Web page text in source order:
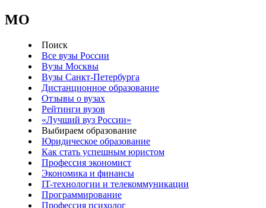
MO
Поиск
Все вузы России
Вузы Москвы
Вузы Санкт-Петербурга
Дистанционное образование
Отзывы о вузах
Рейтинги вузов
«Лучший вуз России»
Выбираем образование
Юридическое образование
Как стать успешным юристом
Профессия экономист
Экономика и финансы
IT-технологии и телекоммуникации
Программирование
Профессия психолог